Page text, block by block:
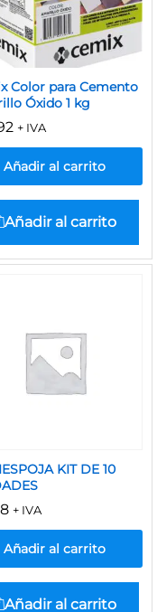
Color para Cemento
Óxido 1 kg
+ IVA
Añadir al carrito
Añadir al carrito
KIT DE 10
+ IVA
Añadir al carrito
Añadir al carrito